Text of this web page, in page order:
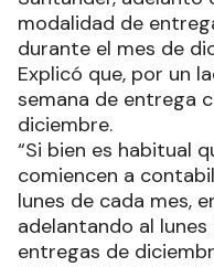
modalidad de
durante el mes de
Explicó que, por un
semana de entrega
diciembre.
“Si bien es habitual
comiencen a
lunes de cada mes,
adelantando al
entregas de